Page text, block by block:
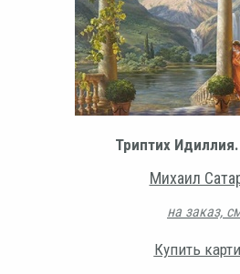
Триптих
Михаил
на заказ,
Купить